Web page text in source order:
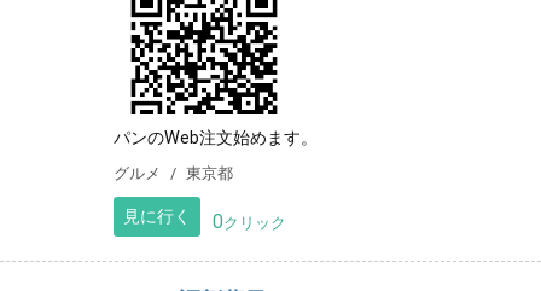
た様も、お気軽にお越しいただけたらうれしいです。
リラクゼーション 埼玉県
見に行く 0クリック
yachimata.bakery